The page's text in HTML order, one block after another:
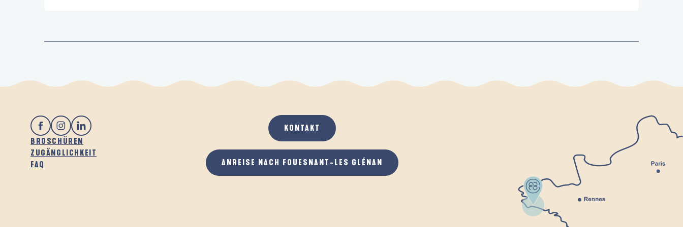
BROSCHÜREN
ZUGÄNGLICHKEIT
FAQ
KONTAKT
ANREISE NACH FOUESNANT-LES GLÉNAN